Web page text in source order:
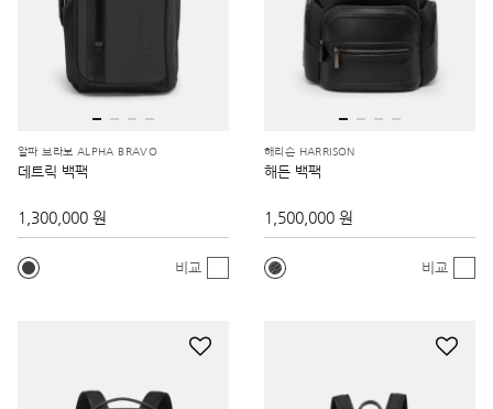
알파 브라보 ALPHA BRAVO
데트릭 백팩
1,300,000 원
비교
해리슨 HARRISON
해든 백팩
1,500,000 원
비교